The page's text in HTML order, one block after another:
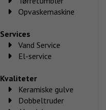
Opvaskemaskine
Services
Vand Service
El-service
Kvaliteter
Keramiske gulve
Dobbeltruder